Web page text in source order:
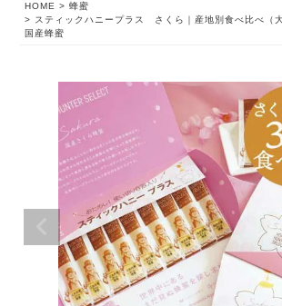
HOME
蜂蜜
スティックハニープラス さくら｜産地別食べ比べ（
国産蜂蜜